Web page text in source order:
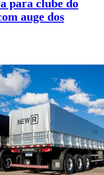
para clube do
auge dos